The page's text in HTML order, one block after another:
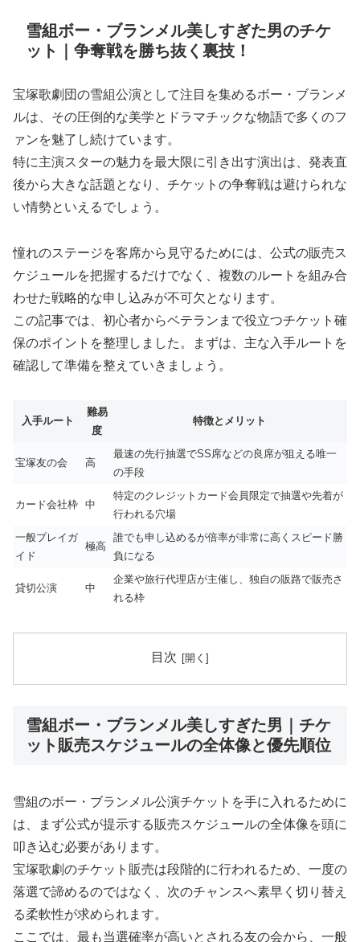
雪組ボー・ブランメル美しすぎた男のチケ
ット｜争奪戦を勝ち抜く裏技！
宝塚歌劇団の雪組公演として注目を集めるボー・ブランメ
ルは、その圧倒的な美学とドラマチックな物語で多くのフ
ァンを魅了し続けています。
特に主演スターの魅力を最大限に引き出す演出は、発表直
後から大きな話題となり、チケットの争奪戦は避けられな
い情勢といえるでしょう。
憧れのステージを客席から見守るためには、公式の販売ス
ケジュールを把握するだけでなく、複数のルートを組み合
わせた戦略的な申し込みが不可欠となります。
この記事では、初心者からベテランまで役立つチケット確
保のポイントを整理しました。まずは、主な入手ルートを
確認して準備を整えていきましょう。
入手ルート
難易
度
特徴とメリット
宝塚友の会 高
最速の先行抽選でSS席などの良席が狙える唯一
の手段
カード会社枠 中
特定のクレジットカード会員限定で抽選や先着が
行われる穴場
一般プレイガ
イド
極高
誰でも申し込めるが倍率が非常に高くスピード勝
負になる
貸切公演 中
企業や旅行代理店が主催し、独自の販路で販売さ
れる枠
目次
雪組ボー・ブランメル美しすぎた男｜チケ
ット販売スケジュールの全体像と優先順位
雪組のボー・ブランメル公演チケットを手に入れるために
は、まず公式が提示する販売スケジュールの全体像を頭に
叩き込む必要があります。
宝塚歌劇のチケット販売は段階的に行われるため、一度の
落選で諦めるのではなく、次のチャンスへ素早く切り替え
る柔軟性が求められます。
ここでは、最も当選確率が高いとされる友の会から、一般